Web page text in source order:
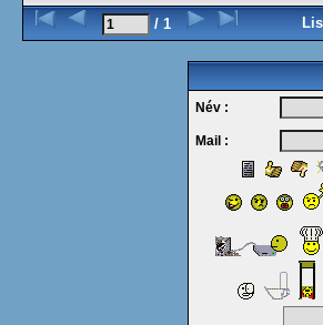
/ 1
Név :
Mail :